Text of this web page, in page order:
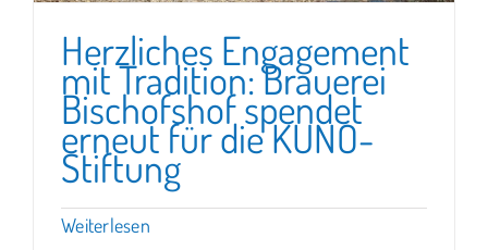
Herzliches Engagement
mit Tradition: Brauerei
Bischofshof spendet
erneut für die KUNO-
Stiftung
Weiterlesen